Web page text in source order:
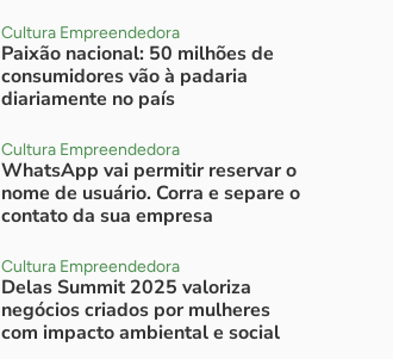
Cultura Empreendedora
Paixão nacional: 50 milhões de
consumidores vão à padaria
diariamente no país
Cultura Empreendedora
WhatsApp vai permitir reservar o
nome de usuário. Corra e separe o
contato da sua empresa
Cultura Empreendedora
Delas Summit 2025 valoriza
negócios criados por mulheres
com impacto ambiental e social